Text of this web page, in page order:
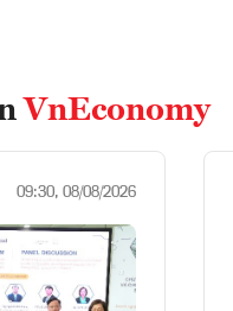
VnEconomy
09:30, 08/08/2026